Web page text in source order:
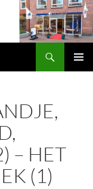
– HET
(1)